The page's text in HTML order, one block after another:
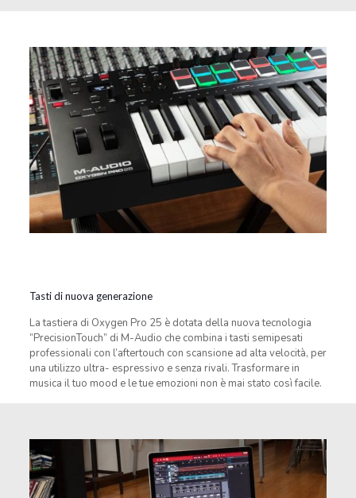
Tasti di nuova generazione
La tastiera di Oxygen Pro 25 è dotata della nuova tecnologia
“PrecisionTouch” di M-Audio che combina i tasti semipesati
professionali con l’aftertouch con scansione ad alta velocità, per
una utilizzo ultra- espressivo e senza rivali. Trasformare in
musica il tuo mood e le tue emozioni non è mai stato così facile.